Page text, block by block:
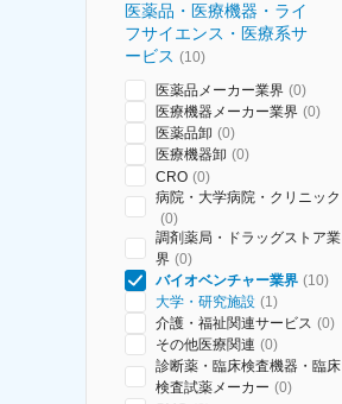
医薬品・医療機器・ライ
フサイエンス・医療系サ
ービス (10)
医薬品メーカー業界 (0)
医療機器メーカー業界 (0)
医薬品卸 (0)
医療機器卸 (0)
CRO (0)
病院・大学病院・クリニック
(0)
調剤薬局・ドラッグストア業
界 (0)
バイオベンチャー業界 (10)
大学・研究施設 (1)
介護・福祉関連サービス (0)
その他医療関連 (0)
診断薬・臨床検査機器・臨床
検査試薬メーカー (0)